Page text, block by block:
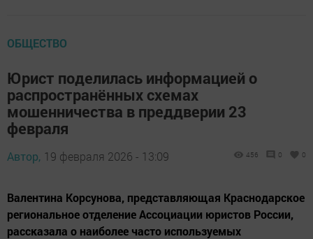
ОБЩЕСТВО
Юрист поделилась информацией о
распространённых схемах
мошенничества в преддверии 23
февраля
Автор, 19 февраля 2026 - 13:09 456 0 0
Валентина Корсунова, представляющая Краснодарское
региональное отделение Ассоциации юристов России,
рассказала о наиболее часто используемых